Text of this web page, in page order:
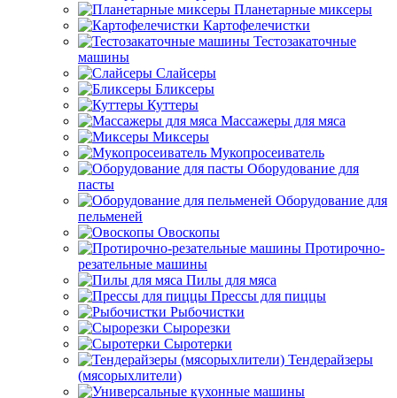
Планетарные миксеры
Картофелечистки
Тестозакаточные
машины
Слайсеры
Бликсеры
Куттеры
Массажеры для мяса
Миксеры
Мукопросеиватель
Оборудование для
пасты
Оборудование для
пельменей
Овоскопы
Протирочно-
резательные машины
Пилы для мяса
Прессы для пиццы
Рыбочистки
Сырорезки
Сыротерки
Тендерайзеры
(мясорыхлители)